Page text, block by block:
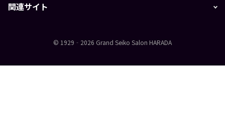
関連サイト
© 1929‐2026 Grand Seiko Salon HARADA